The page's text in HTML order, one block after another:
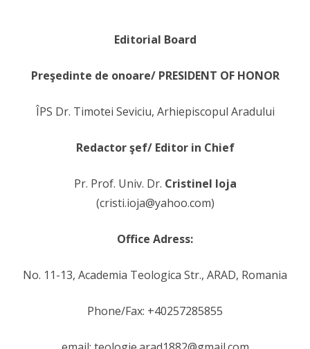
Editorial Board
Preşedinte de onoare/ PRESIDENT OF HONOR
ÎPS Dr. Timotei Seviciu, Arhiepiscopul Aradului
Redactor şef/ Editor in Chief
Pr. Prof. Univ. Dr. Cristinel Ioja
(cristi.ioja@yahoo.com)
Office Adress:
No. 11-13, Academia Teologica Str., ARAD, Romania
Phone/Fax: +40257285855